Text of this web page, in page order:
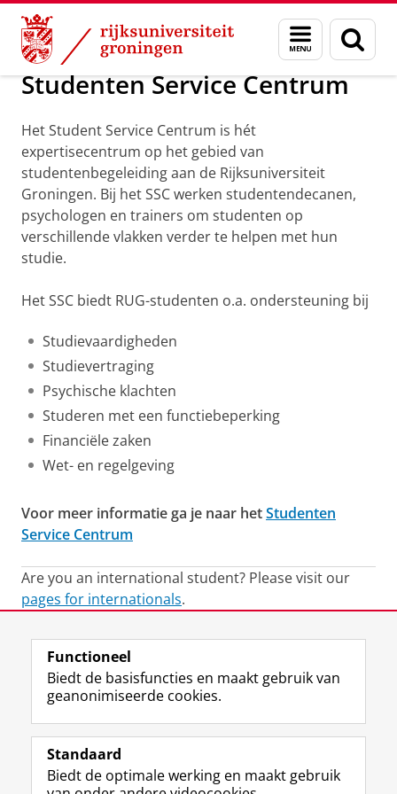
Skip
Content
Skip
Navigation
Menu
en
zoeken
Onderwijs Master Nederlandse studenten
Studenten Service Centrum
Het Student Service Centrum is hét
expertisecentrum op het gebied van
studentenbegeleiding aan de Rijksuniversiteit
Groningen. Bij het SSC werken studentendecanen,
psychologen en trainers om studenten op
verschillende vlakken verder te helpen met hun
studie.
Het SSC biedt RUG-studenten o.a. ondersteuning bij
Studievaardigheden
Studievertraging
Psychische klachten
Studeren met een functiebeperking
Financiële zaken
Wet- en regelgeving
Voor meer informatie ga je naar hetStudenten
Service Centrum
Are you an international student? Please visit our
pages for internationals.
Laatst gewijzigd: 06 maart 2020 15:18
Volg de RUG
F
a
e
L
i
k
R
S
-
I
n
t
Y
o
T
Studiekiezers
Functioneel
Biedt de basisfuncties en maakt gebruik van
geanonimiseerde cookies.
Standaard
Biedt de optimale werking en maakt gebruik